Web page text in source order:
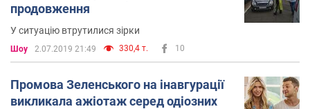
продовження
У ситуацію втрутилися зірки
Шоу 2.07.2019 21:49 330,4 т. 10
Промова Зеленського на інавгурації
викликала ажіотаж серед одіозних